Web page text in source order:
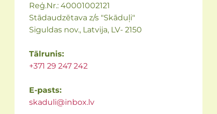
Reģ.Nr.: 40001002121
Stādaudzētava z/s "Skāduļi"
Siguldas nov., Latvija, LV- 2150
Tālrunis:
+371 29 247 242
E-pasts:
skaduli@inbox.lv